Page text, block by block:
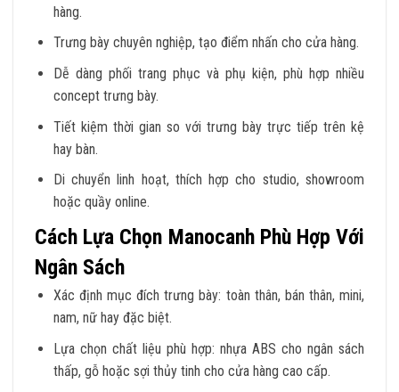
hàng.
Trưng bày chuyên nghiệp, tạo điểm nhấn cho cửa hàng.
Dễ dàng phối trang phục và phụ kiện, phù hợp nhiều
concept trưng bày.
Tiết kiệm thời gian so với trưng bày trực tiếp trên kệ
hay bàn.
Di chuyển linh hoạt, thích hợp cho studio, showroom
hoặc quầy online.
Cách Lựa Chọn Manocanh Phù Hợp Với
Ngân Sách
Xác định mục đích trưng bày: toàn thân, bán thân, mini,
nam, nữ hay đặc biệt.
Lựa chọn chất liệu phù hợp: nhựa ABS cho ngân sách
thấp, gỗ hoặc sợi thủy tinh cho cửa hàng cao cấp.